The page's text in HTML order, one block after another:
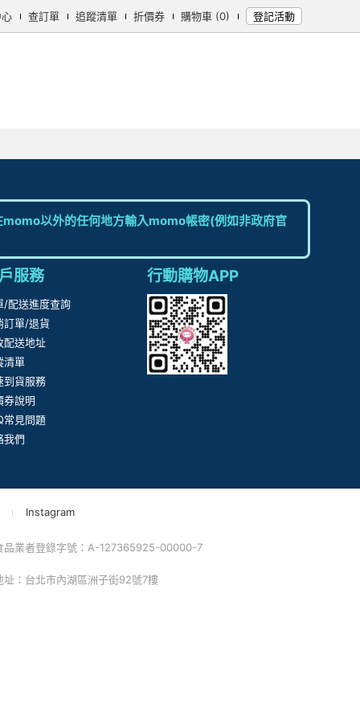
心 查訂單 追蹤清單 折價券 購物車 (0) 登記活動
以外的任何地方輸入momo帳密(例如非政府官
服務
/配送進度查詢
訂單/退貨
配送地址
清單
到貨服務
券說明
常見問題
我們
行動購物APP
Instagram
業者登錄字號：A-127365925-00000-7
：台北市內湖區洲子街92號7樓